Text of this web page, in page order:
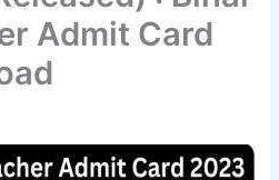
Admit Card